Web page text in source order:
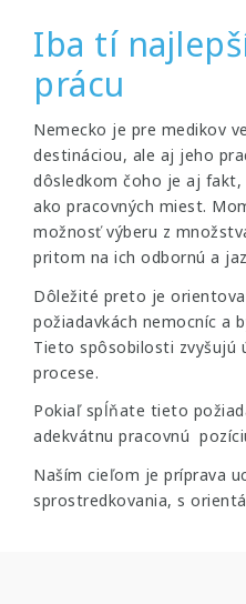
Iba tí
prácu
Nemecko je pre medikov
destináciou, ale aj jeho
dôsledkom čoho je aj fakt,
ako pracovných miest.
možnosť výberu z
pritom na ich odbornú a
Dôležité preto je
požiadavkách nemocníc a
Tieto spôsobilosti zvyšujú
procese.
Pokiaľ spĺňate tieto
adekvátnu pracovnú
Naším cieľom je príprava
sprostredkovania, s